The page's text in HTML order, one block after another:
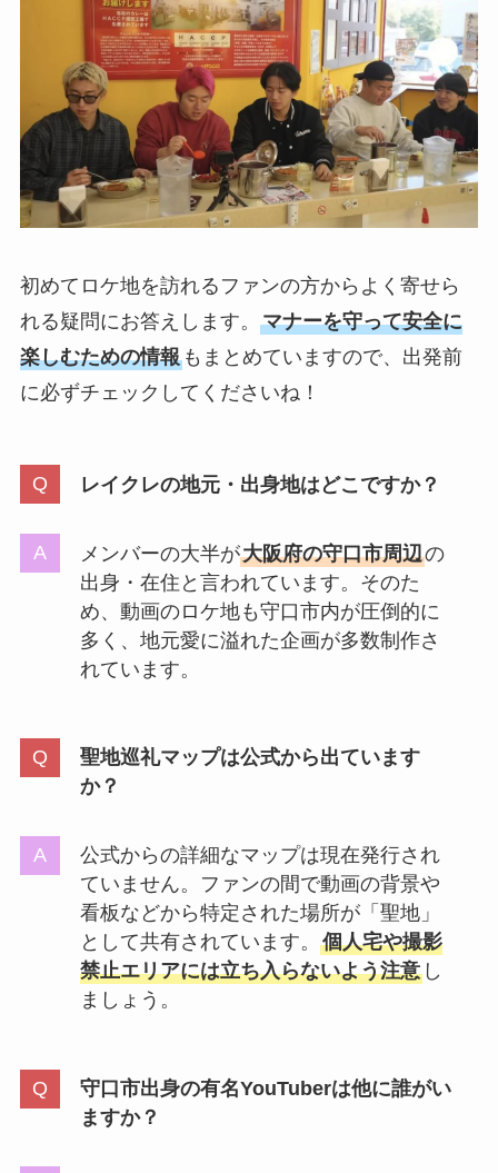
初めてロケ地を訪れるファンの方からよく寄せら
れる疑問にお答えします。 マナーを守って安全に
楽しむための情報もまとめていますので、出発前
に必ずチェックしてくださいね！
レイクレの地元・出身地はどこですか？
メンバーの大半が大阪府の守口市周辺の
出身・在住と言われています。そのた
め、動画のロケ地も守口市内が圧倒的に
多く、地元愛に溢れた企画が多数制作さ
れています。
聖地巡礼マップは公式から出ています
か？
公式からの詳細なマップは現在発行され
ていません。ファンの間で動画の背景や
看板などから特定された場所が「聖地」
として共有されています。 個人宅や撮影
禁止エリアには立ち入らないよう注意し
ましょう。
守口市出身の有名YouTuberは他に誰がい
ますか？